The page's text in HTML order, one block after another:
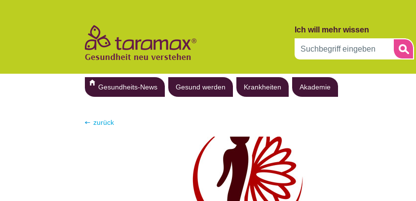
Ich will mehr wissen
Gesundheits-News Gesund werden Krankheiten Akademie
zurück